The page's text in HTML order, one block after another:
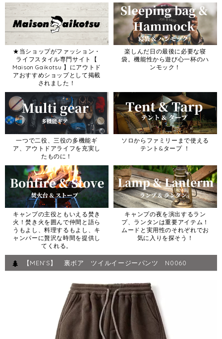
★当ショップがファッション・
ライフスタイル専門サイト【
Maison Gaikotsu 】にアウトド
アおすすめショップとして掲載
されました！
楽しんだ日の最後に必要な寝
袋。機能性から遊び心一杯のハ
ンモック！
一つで二役、三役の多機能ギ
ア、アウトドアライフを充実し
たものに！
ソロからファミリーまで使える
テント&タープ ！
キャンプの主役ともいえる焚き
火！焚き火を囲んで仲間と語ら
うもよし、料理するもよし、キ
ャンパーに贅沢な時間を提供し
てくれる。
キャンプの夜を演出するラン
プ、ランタンは重要アイテム！
ムードと実用性のそれぞれでお
気に入りを探そう！
【MEN'S】 裏ボア ツイルイージーパンツ N0060